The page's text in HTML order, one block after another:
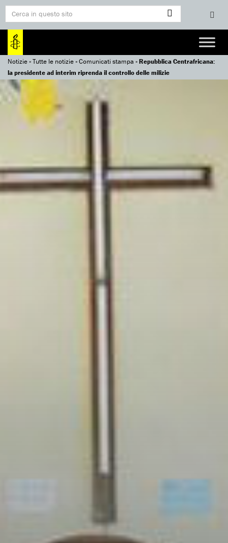
Notizie»Tutte le notizie»Comunicati stampa »Repubblica Centrafricana:
la presidente ad interim riprenda il controllo delle milizie